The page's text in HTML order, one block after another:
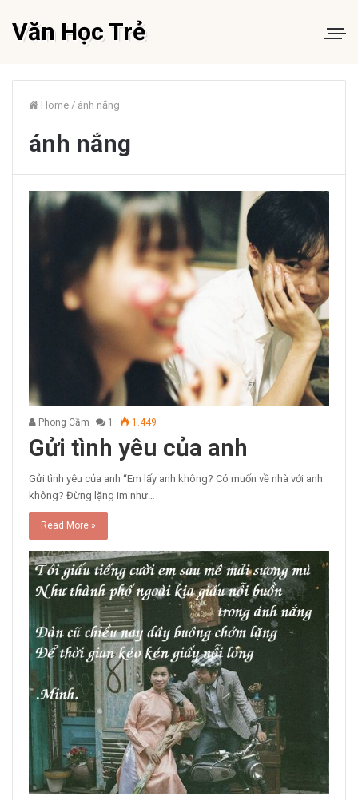
Văn Học Trẻ
Home / ánh nắng
ánh nắng
Phong Cầm 1 1.449
Gửi tình yêu của anh
Gửi tình yêu của anh “Em lấy anh không? Có muốn về nhà với anh
không? Đừng lặng im như…
Read More »